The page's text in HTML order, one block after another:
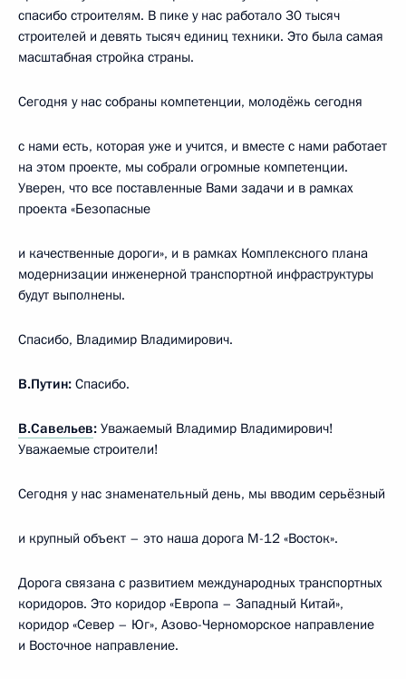
спасибо строителям. В пике у нас работало 30 тысяч
строителей и девять тысяч единиц техники. Это была самая
масштабная стройка страны.
Сегодня у нас собраны компетенции, молодёжь сегодня
с нами есть, которая уже и учится, и вместе с нами работает
на этом проекте, мы собрали огромные компетенции.
Уверен, что все поставленные Вами задачи и в рамках
проекта «Безопасные
и качественные дороги», и в рамках Комплексного плана
модернизации инженерной транспортной инфраструктуры
будут выполнены.
Спасибо, Владимир Владимирович.
В.Путин: Спасибо.
В.Савельев: Уважаемый Владимир Владимирович!
Уважаемые строители!
Сегодня у нас знаменательный день, мы вводим серьёзный
и крупный объект – это наша дорога М-12 «Восток».
Дорога связана с развитием международных транспортных
коридоров. Это коридор «Европа – Западный Китай»,
коридор «Север – Юг», Азово-Черноморское направление
и Восточное направление.